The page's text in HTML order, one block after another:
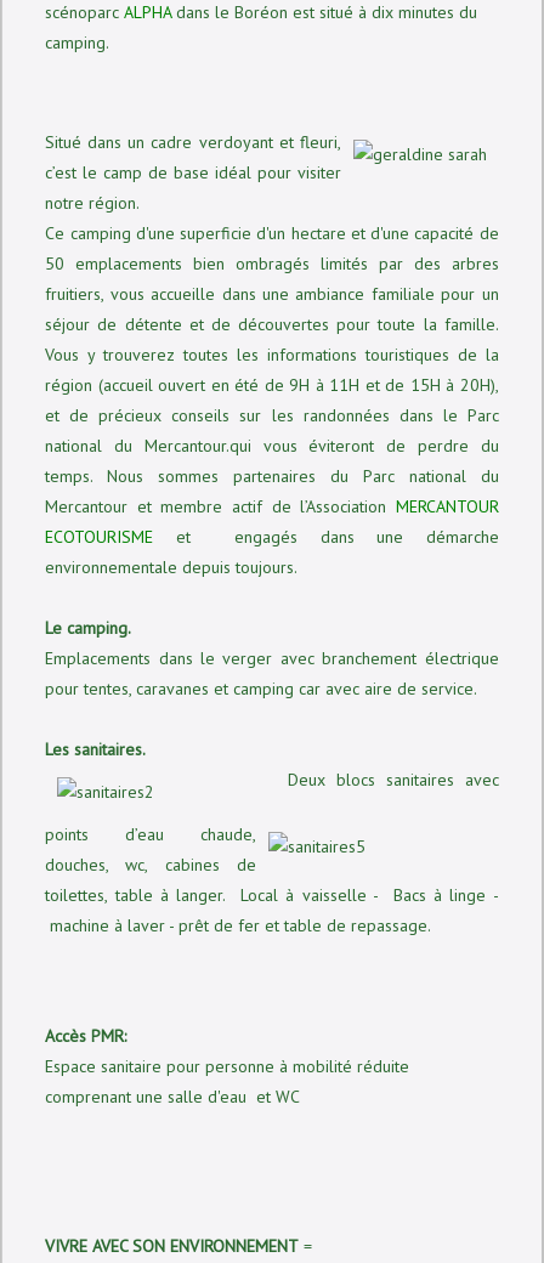
scénoparcALPHAdans le Boréon est situé à dix minutes du
camping.
Situé dans un cadre verdoyant et fleuri,
c’est le camp de base idéal pour visiter
notre région.
Ce camping d'une superficie d'un hectare et d'une capacité de
50 emplacements bien ombragés limités par des arbres
fruitiers, vous accueille dans une ambiance familiale pour un
séjour de détente et de découvertes pour toute la famille.
Vous y trouverez toutes les informations touristiques de la
région (accueil ouvert en été de 9H à 11H et de 15H à 20H),
et de précieux conseils sur les randonnées dans le Parc
national du Mercantour.qui vous éviteront de perdre du
temps. Nous sommes partenaires du Parc national du
Mercantour et membre actif de l’Association MERCANTOUR
ECOTOURISME et engagés dans une démarche
environnementale depuis toujours.
Le camping.
Emplacements dans le verger avec branchement électrique
pour tentes, caravanes et camping car avec aire de service.
Les sanitaires.
Deux blocs sanitaires avec
points d’eau chaude,
douches, wc, cabines de
toilettes, table à langer. Local à vaisselle - Bacs à linge -
machine à laver - prêt de fer et table de repassage.
Accès PMR:
Espace sanitaire pour personne à mobilité réduite
comprenant une salle d'eau et WC
VIVRE AVEC SON ENVIRONNEMENT =